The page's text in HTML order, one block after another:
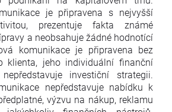
je připravena s nejvyšší
prezentuje fakta známé
a neobsahuje žádné hodnotící
komunikace je připravena bez
klienta, jeho individuální finanční
investiční strategii.
nepředstavuje nabídku k
výzvu na nákup, reklamu